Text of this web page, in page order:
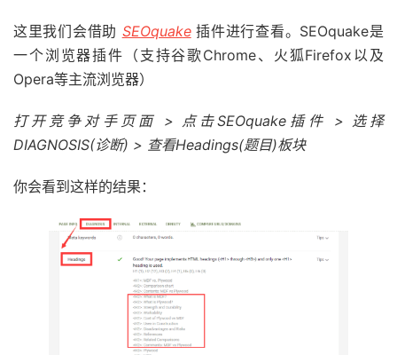
这里我们会借助 SEOquake插件进行查看。SEOquake是
一个浏览器插件（支持谷歌Chrome、火狐Firefox以及
Opera等主流浏览器）
打开竞争对手页面 > 点击SEOquake插件 > 选择
DIAGNOSIS(诊断) > 查看Headings(题目)板块
你会看到这样的结果：